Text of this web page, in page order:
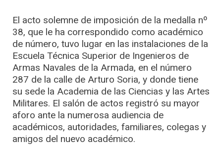
El acto solemne de imposición de la medalla nº
38, que le ha correspondido como académico
de número, tuvo lugar en las instalaciones de la
Escuela Técnica Superior de Ingenieros de
Armas Navales de la Armada, en el número
287 de la calle de Arturo Soria, y donde tiene
su sede la Academia de las Ciencias y las Artes
Militares. El salón de actos registró su mayor
aforo ante la numerosa audiencia de
académicos, autoridades, familiares, colegas y
amigos del nuevo académico.